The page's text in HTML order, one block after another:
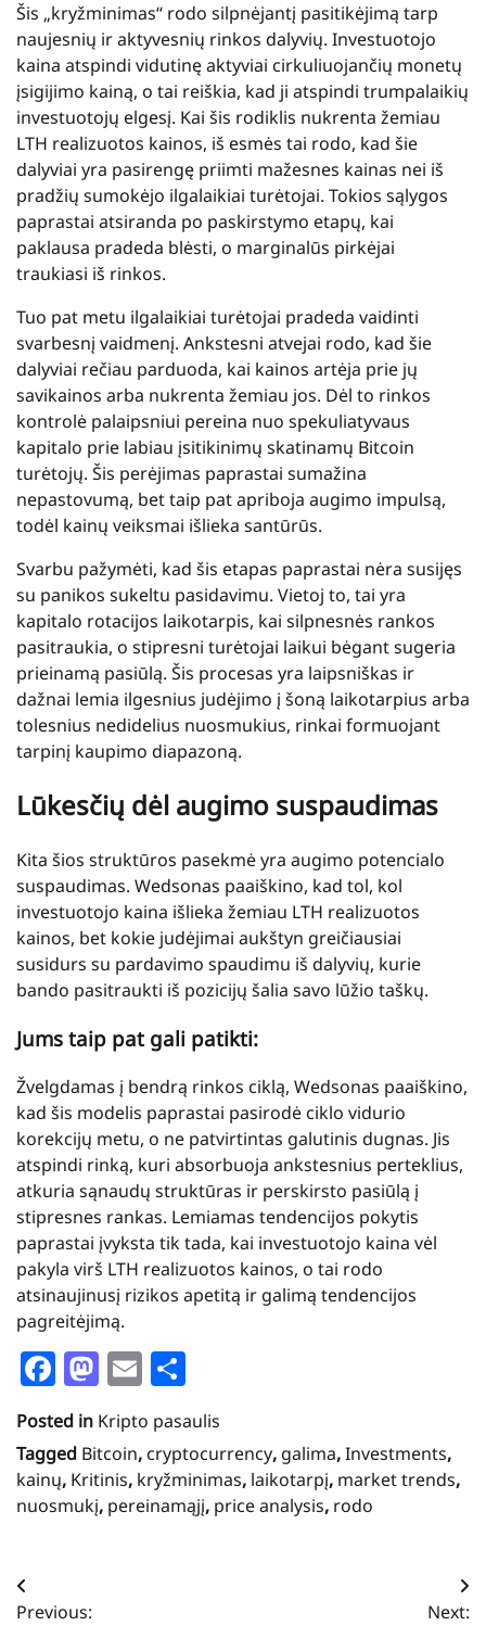
Šis „kryžminimas“ rodo silpnėjantį pasitikėjimą tarp
naujesnių ir aktyvesnių rinkos dalyvių. Investuotojo
kaina atspindi vidutinę aktyviai cirkuliuojančių monetų
įsigijimo kainą, o tai reiškia, kad ji atspindi trumpalaikių
investuotojų elgesį. Kai šis rodiklis nukrenta žemiau
LTH realizuotos kainos, iš esmės tai rodo, kad šie
dalyviai yra pasirengę priimti mažesnes kainas nei iš
pradžių sumokėjo ilgalaikiai turėtojai. Tokios sąlygos
paprastai atsiranda po paskirstymo etapų, kai
paklausa pradeda blėsti, o marginalūs pirkėjai
traukiasi iš rinkos.
Tuo pat metu ilgalaikiai turėtojai pradeda vaidinti
svarbesnį vaidmenį. Ankstesni atvejai rodo, kad šie
dalyviai rečiau parduoda, kai kainos artėja prie jų
savikainos arba nukrenta žemiau jos. Dėl to rinkos
kontrolė palaipsniui pereina nuo spekuliatyvaus
kapitalo prie labiau įsitikinimų skatinamų Bitcoin
turėtojų. Šis perėjimas paprastai sumažina
nepastovumą, bet taip pat apriboja augimo impulsą,
todėl kainų veiksmai išlieka santūrūs.
Svarbu pažymėti, kad šis etapas paprastai nėra susijęs
su panikos sukeltu pasidavimu. Vietoj to, tai yra
kapitalo rotacijos laikotarpis, kai silpnesnės rankos
pasitraukia, o stipresni turėtojai laikui bėgant sugeria
prieinamą pasiūlą. Šis procesas yra laipsniškas ir
dažnai lemia ilgesnius judėjimo į šoną laikotarpius arba
tolesnius nedidelius nuosmukius, rinkai formuojant
tarpinį kaupimo diapazoną.
Lūkesčių dėl augimo suspaudimas
Kita šios struktūros pasekmė yra augimo potencialo
suspaudimas. Wedsonas paaiškino, kad tol, kol
investuotojo kaina išlieka žemiau LTH realizuotos
kainos, bet kokie judėjimai aukštyn greičiausiai
susidurs su pardavimo spaudimu iš dalyvių, kurie
bando pasitraukti iš pozicijų šalia savo lūžio taškų.
Jums taip pat gali patikti:
Žvelgdamas į bendrą rinkos ciklą, Wedsonas paaiškino,
kad šis modelis paprastai pasirodė ciklo vidurio
korekcijų metu, o ne patvirtintas galutinis dugnas. Jis
atspindi rinką, kuri absorbuoja ankstesnius perteklius,
atkuria sąnaudų struktūras ir perskirsto pasiūlą į
stipresnes rankas. Lemiamas tendencijos pokytis
paprastai įvyksta tik tada, kai investuotojo kaina vėl
pakyla virš LTH realizuotos kainos, o tai rodo
atsinaujinusį rizikos apetitą ir galimą tendencijos
pagreitėjimą.
Facebook
Mastodon
Email
Posted in Kripto pasaulis
Tagged Bitcoin, cryptocurrency, galima,Investments,
kainų, Kritinis, kryžminimas, laikotarpį, market trends,
nuosmukį, pereinamąjį, price analysis, rodo
Navigacija
Previous: Next: